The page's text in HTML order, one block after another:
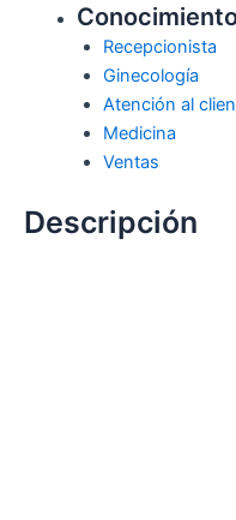
Recepcionista
Ginecología
Atención al
Medicina
Ventas
Descripción